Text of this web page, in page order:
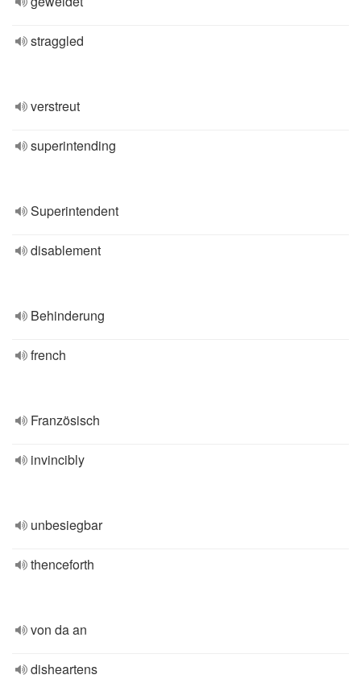
straggled
verstreut
superintending
Superintendent
disablement
Behinderung
french
Französisch
invincibly
unbesiegbar
thenceforth
von da an
disheartens